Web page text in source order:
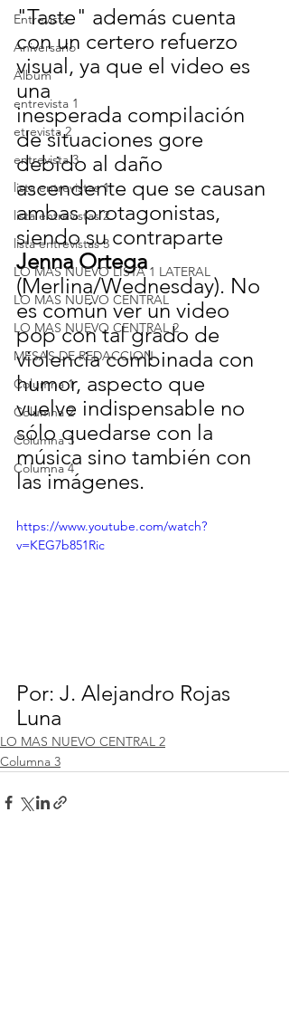
Entrevista
Aniversario
Álbum
entrevista 1
etrevista 2
entrevista 3
lista entrevistas 1
lista entrevistas 2
lista entrevistas 3
LO MAS NUEVO LISTA 1 LATERAL
LO MAS NUEVO CENTRAL
LO MAS NUEVO CENTRAL 2
MESAS DE REDACCION
Columna 1
Columna 2
Columna 3
Columna 4
"Taste" además cuenta
con un certero refuerzo
visual, ya que el video es
una
inesperada compilación
de situaciones gore
debido al daño
ascendente que se causan
ambas protagonistas,
siendo su contraparte
Jenna Ortega
(Merlina/Wednesday). No
es común ver un video
pop con tal grado de
violencia combinada con
humor, aspecto que
vuelve indispensable no
sólo quedarse con la
música sino también con
las imágenes.
https://www.youtube.com/watch?
v=KEG7b851Ric
Por: J. Alejandro Rojas
Luna
LO MAS NUEVO CENTRAL 2
Columna 3